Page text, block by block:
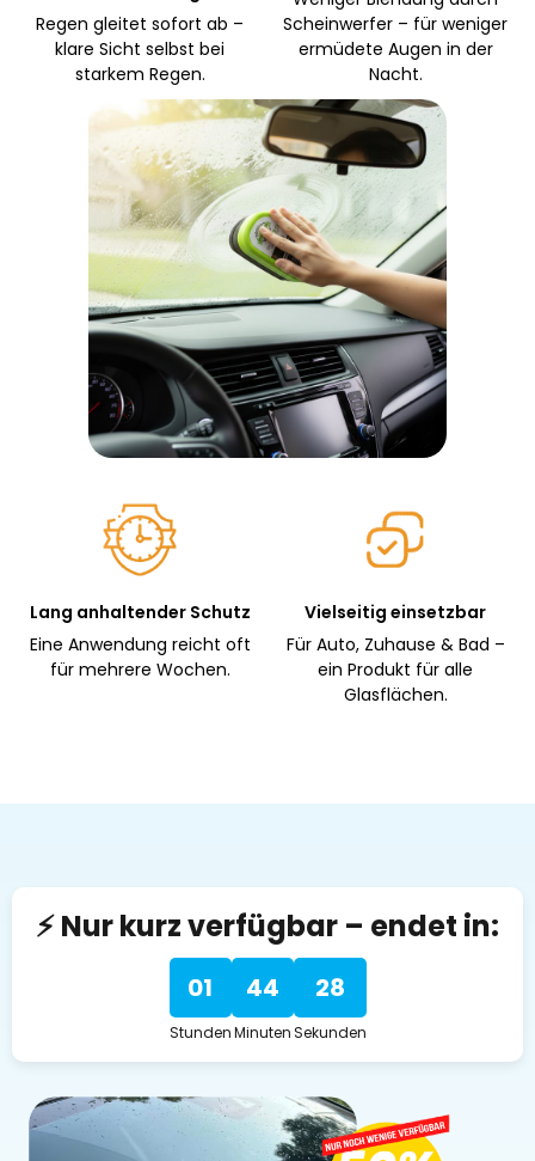
Regen gleitet sofort ab –
klare Sicht selbst bei
starkem Regen.
Scheinwerfer – für weniger
ermüdete Augen in der
Nacht.
Lang anhaltender Schutz
Eine Anwendung reicht oft
für mehrere Wochen.
Vielseitig einsetzbar
Für Auto, Zuhause & Bad –
ein Produkt für alle
Glasflächen.
⚡ Nur kurz verfügbar – endet in:
01
Stunden
44
Minuten
27
Sekunden